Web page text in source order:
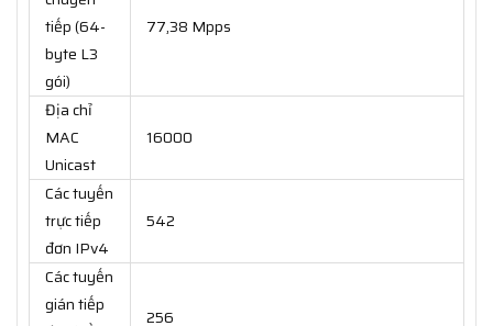
tiếp (64-
byte L3
gói)
77,38 Mpps
Địa chỉ
MAC
Unicast
16000
Các tuyến
trực tiếp
đơn IPv4
542
Các tuyến
gián tiếp
256